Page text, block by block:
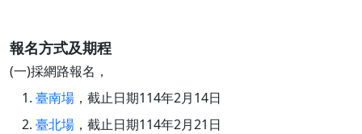
報名方式及期程
(一)採網路報名，
臺南場 ，截止日期114年2月14日
臺北場 ，截止日期114年2月21日